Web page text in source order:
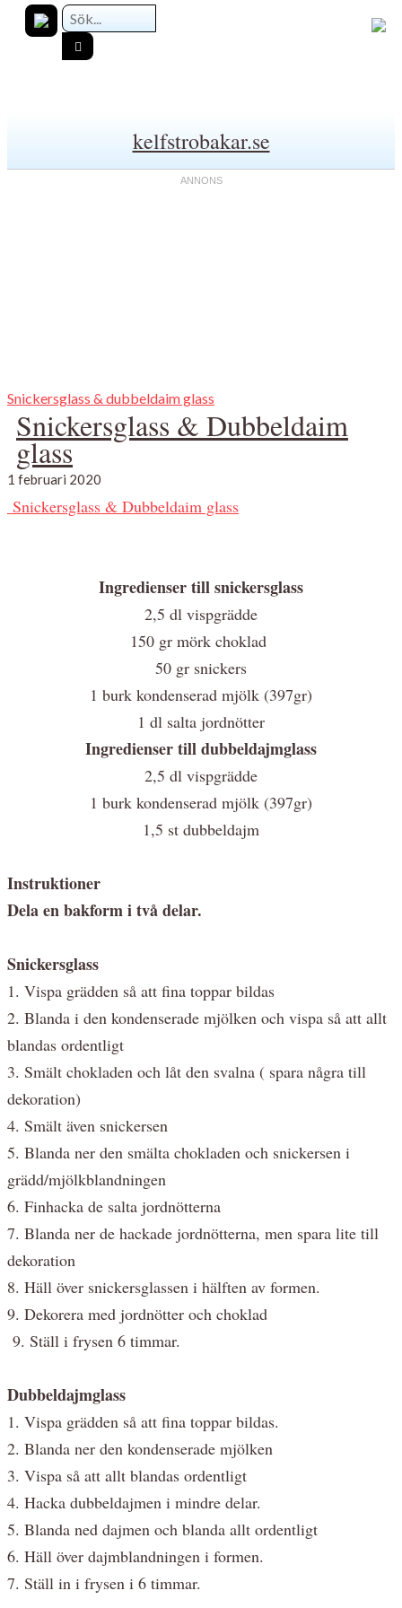
kelfstrobakar.se
Snickersglass & dubbeldaim glass
Snickersglass & Dubbeldaim
glass
1 februari 2020
Snickersglass & Dubbeldaim glass
Ingredienser till snickersglass
2,5 dl vispgrädde
150 gr mörk choklad
50 gr snickers
1 burk kondenserad mjölk (397gr)
1 dl salta jordnötter
Ingredienser till dubbeldajmglass
2,5 dl vispgrädde
1 burk kondenserad mjölk (397gr)
1,5 st dubbeldajm
Instruktioner
Dela en bakform i två delar.
Snickersglass
1. Vispa grädden så att fina toppar bildas
2. Blanda i den kondenserade mjölken och vispa så att allt
blandas ordentligt
3. Smält chokladen och låt den svalna ( spara några till
dekoration)
4. Smält även snickersen
5. Blanda ner den smälta chokladen och snickersen i
grädd/mjölkblandningen
6. Finhacka de salta jordnötterna
7. Blanda ner de hackade jordnötterna, men spara lite till
dekoration
8. Häll över snickersglassen i hälften av formen.
9. Dekorera med jordnötter och choklad
9. Ställ i frysen 6 timmar.
Dubbeldajmglass
1. Vispa grädden så att fina toppar bildas.
2. Blanda ner den kondenserade mjölken
3. Vispa så att allt blandas ordentligt
4. Hacka dubbeldajmen i mindre delar.
5. Blanda ned dajmen och blanda allt ordentligt
6. Häll över dajmblandningen i formen.
7. Ställ in i frysen i 6 timmar.